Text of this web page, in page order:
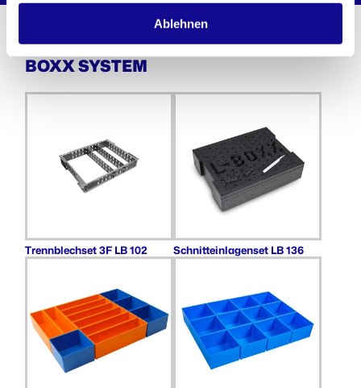
Ablehnen
WEITERE PRODUKTE AUS DEM L-
BOXX SYSTEM
Trennblechset 3F LB 102 Schnitteinlagenset LB 136